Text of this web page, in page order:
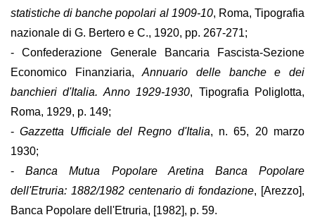
statistiche di banche popolari al 1909-10, Roma, Tipografia
nazionale di G. Bertero e C., 1920, pp. 267-271;
- Confederazione Generale Bancaria Fascista-Sezione
Economico Finanziaria,Annuario delle banche e dei
banchieri d'Italia. Anno 1929-1930, Tipografia Poliglotta,
Roma, 1929, p. 149;
- Gazzetta Ufficiale del Regno d'Italia, n. 65, 20 marzo
1930;
-Banca Mutua Popolare Aretina Banca Popolare
dell'Etruria: 1882/1982 centenario di fondazione, [Arezzo],
Banca Popolare dell'Etruria, [1982], p. 59.